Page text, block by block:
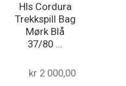
Hls Cordura
Trekkspill Bag
Mørk Blå
37/80 ...
kr 2 000,00